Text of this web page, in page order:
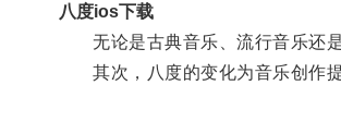
八度ios下载
无论是古典音乐、流行音乐还是
其次，八度的变化为音乐创作提